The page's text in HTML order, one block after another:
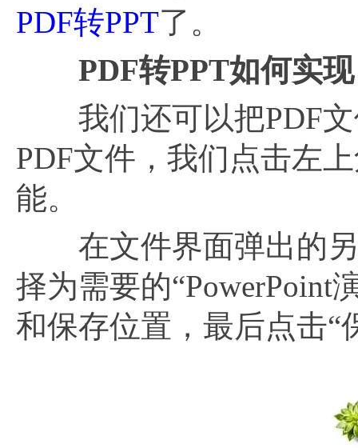
PDF转PPT了。
PDF转PPT如何实
我们还可以把PDF文
PDF文件，我们点击左
能。
在文件界面弹出的另
择为需要的“PowerPoint
和保存位置，最后点击“